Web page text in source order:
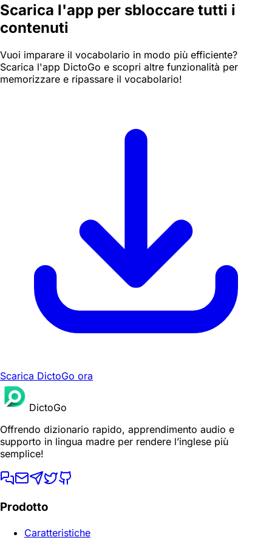
Scarica l'app per sbloccare tutti i
contenuti
Vuoi imparare il vocabolario in modo più efficiente?
Scarica l'app DictoGo e scopri altre funzionalità per
memorizzare e ripassare il vocabolario!
Scarica DictoGo ora
DictoGo
Offrendo dizionario rapido, apprendimento audio e
supporto in lingua madre per rendere l’inglese più
semplice!
Prodotto
Caratteristiche